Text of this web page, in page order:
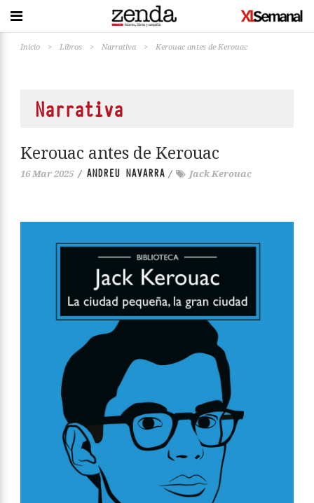
Inicio > Libros > Narrativa > Kerouac antes de Kerouac
Narrativa
Kerouac antes de Kerouac
16 Mar 2025 / ANDREU NAVARRA / Jack Kerouac